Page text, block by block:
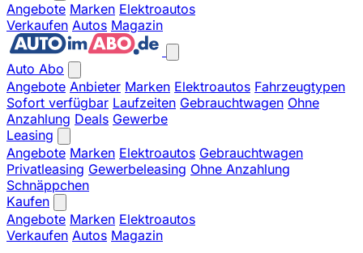
Angebote Marken Elektroautos
Verkaufen Autos Magazin
Auto Abo
Angebote Anbieter Marken Elektroautos Fahrzeugtypen
Sofort verfügbar Laufzeiten Gebrauchtwagen Ohne
Anzahlung Deals Gewerbe
Leasing
Angebote Marken Elektroautos Gebrauchtwagen
Privatleasing Gewerbeleasing Ohne Anzahlung
Schnäppchen
Kaufen
Angebote Marken Elektroautos
Verkaufen Autos Magazin